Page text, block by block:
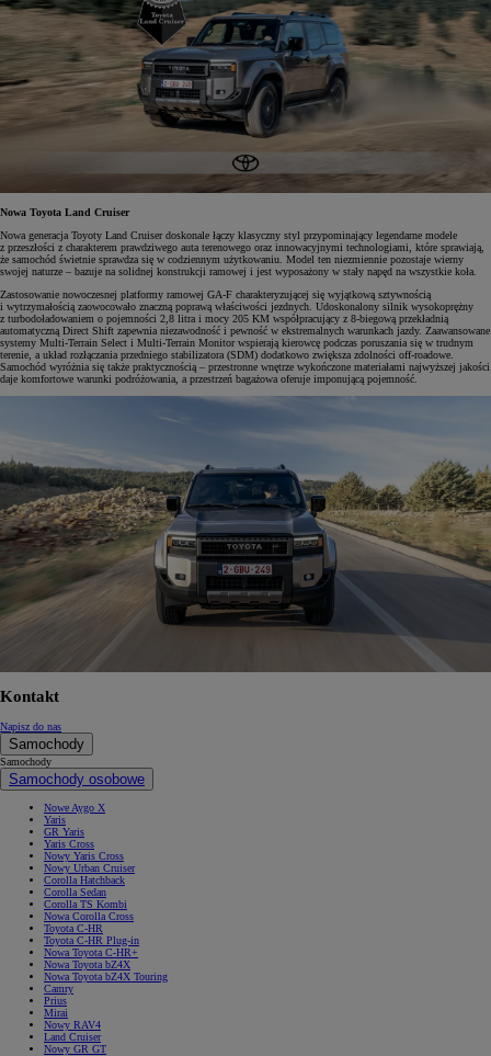
Nowa Toyota Land Cruiser
Nowa generacja Toyoty Land Cruiser doskonale łączy klasyczny styl przypominający legendarne modele
z przeszłości z charakterem prawdziwego auta terenowego oraz innowacyjnymi technologiami, które sprawiają,
że samochód świetnie sprawdza się w codziennym użytkowaniu. Model ten niezmiennie pozostaje wierny
swojej naturze – bazuje na solidnej konstrukcji ramowej i jest wyposażony w stały napęd na wszystkie koła.
Zastosowanie nowoczesnej platformy ramowej GA-F charakteryzującej się wyjątkową sztywnością
i wytrzymałością zaowocowało znaczną poprawą właściwości jezdnych. Udoskonalony silnik wysokoprężny
z turbodoładowaniem o pojemności 2,8 litra i mocy 205 KM współpracujący z 8-biegową przekładnią
automatyczną Direct Shift zapewnia niezawodność i pewność w ekstremalnych warunkach jazdy. Zaawansowane
systemy Multi-Terrain Select i Multi-Terrain Monitor wspierają kierowcę podczas poruszania się w trudnym
terenie, a układ rozłączania przedniego stabilizatora (SDM) dodatkowo zwiększa zdolności off-roadowe.
Samochód wyróżnia się także praktycznością – przestronne wnętrze wykończone materiałami najwyższej jakości
daje komfortowe warunki podróżowania, a przestrzeń bagażowa oferuje imponującą pojemność.
Kontakt
Napisz do nas
Samochody
Samochody
Samochody osobowe
Nowe Aygo X
Yaris
GR Yaris
Yaris Cross
Nowy Yaris Cross
Nowy Urban Cruiser
Corolla Hatchback
Corolla Sedan
Corolla TS Kombi
Nowa Corolla Cross
Toyota C-HR
Toyota C-HR Plug-in
Nowa Toyota C-HR+
Nowa Toyota bZ4X
Nowa Toyota bZ4X Touring
Camry
Prius
Mirai
Nowy RAV4
Land Cruiser
Nowy GR GT